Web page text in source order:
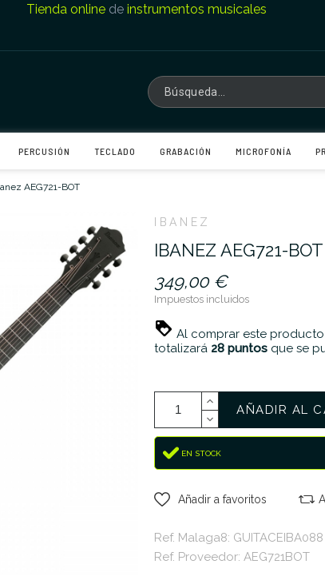
Tienda onlinede instrumentos musicales
PERCUSIÓN TECLADO GRABACIÓN MICROFONÍA
AEG721-BOT
IBANEZ
IBANEZ AEG721-BOT
349,00 €
Impuestos incluidos
Al comprar este
totalizará 28 puntos que se
AÑADIR AL
EN STOCK
Añadir a favoritos
Ref. Malaga8: GUITACEIBA088
Ref. Proveedor: AEG721BOT